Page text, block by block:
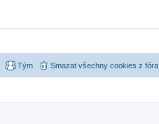
Smazat všechny cookies z fóra
Tým